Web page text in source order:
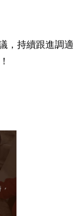
，持續跟進調適